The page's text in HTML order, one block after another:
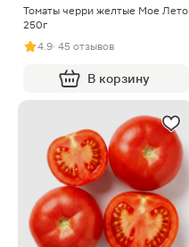
Томаты черри желтые Мое Лето
250г
4.9· 45 отзывов
В корзину